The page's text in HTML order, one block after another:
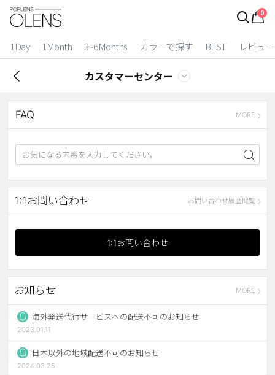
0
1Day 1Month 3~6Months カラーで探す BEST レビュー
ログイン
カラコン比較
今月限定特典
ベスト
カラコン
1 Day
カラー
ブラウン
グレー
ブラック
ヘーゼル
グリーン
ブルー
ピンク
カスタマーセンター
FAQ MORE
1:1お問い合わせ
1:1お問い合わせ
お問い合わせ履歴閲覧
お知らせ
海外発送代行サービスへの配送不可のお知らせ
2023.01.11
日本以外の地域配送不可のお知らせ
2024.03.25
MORE